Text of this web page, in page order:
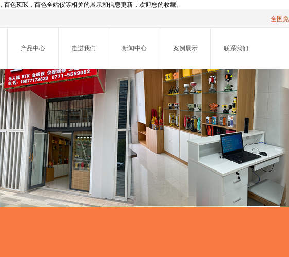
，百色RTK，百色全站仪等相关的展示和信息更新，欢迎您的收藏。
全国
产品中心 走进我们 新闻中心 案例展示 联系我们